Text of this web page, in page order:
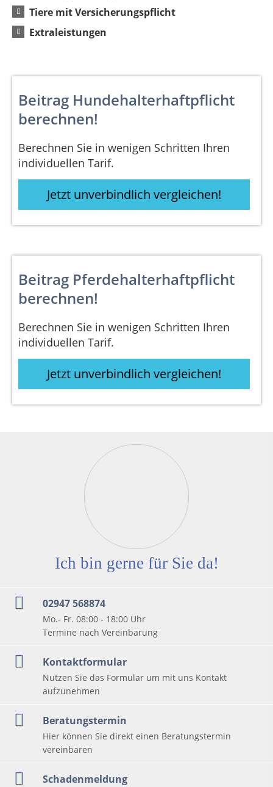
Tiere mit Versicherungspflicht
Extraleistungen
Beitrag Hundehalterhaftpflicht
berechnen!
Berechnen Sie in wenigen Schritten Ihren
individuellen Tarif.
Jetzt unverbindlich vergleichen!
Beitrag Pferdehalterhaftpflicht
berechnen!
Berechnen Sie in wenigen Schritten Ihren
individuellen Tarif.
Jetzt unverbindlich vergleichen!
Ich bin gerne für Sie da!
02947 568874
Mo.- Fr. 08:00 - 18:00 Uhr
Termine nach Vereinbarung
Kontaktformular
Nutzen Sie das Formular um mit uns Kontakt
aufzunehmen
Beratungstermin
Hier können Sie direkt einen Beratungstermin
vereinbaren
Schadenmeldung